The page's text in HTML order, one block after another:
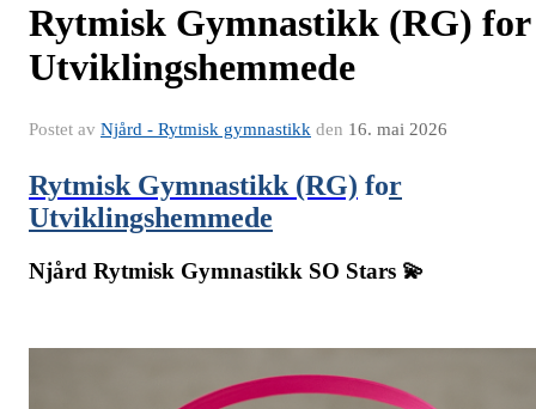
Rytmisk Gymnastikk (RG) for
Utviklingshemmede
Postet av Njård - Rytmisk gymnastikk den 16. mai 2026
Rytmisk Gymnastikk (RG) for
Utviklingshemmede
Njård Rytmisk Gymnastikk SO Stars 💫